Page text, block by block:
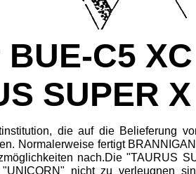
C5 XC
SUPER X
die auf die Belieferung
Normalerweise fertigt
nach.Die "TAURUS
nicht zu verleugnen